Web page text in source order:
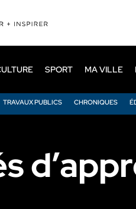
TRAVAUX PUBLICS CHRONIQUES
SPORT MA VILLE